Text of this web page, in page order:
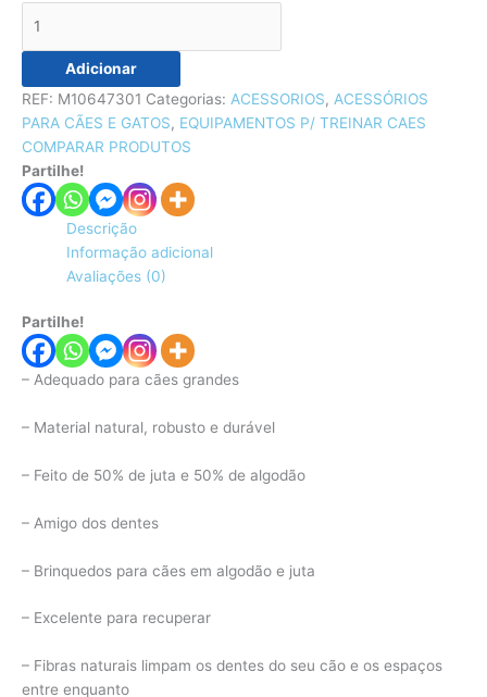
Adicionar
REF: M10647301 Categorias: ACESSORIOS, ACESSÓRIOS
PARA CÃES E GATOS, EQUIPAMENTOS P/ TREINAR CAES
COMPARAR PRODUTOS
Partilhe!
Descrição
Informação adicional
Avaliações (0)
Partilhe!
– Adequado para cães grandes
– Material natural, robusto e durável
– Feito de 50% de juta e 50% de algodão
– Amigo dos dentes
– Brinquedos para cães em algodão e juta
– Excelente para recuperar
– Fibras naturais limpam os dentes do seu cão e os espaços
entre enquanto